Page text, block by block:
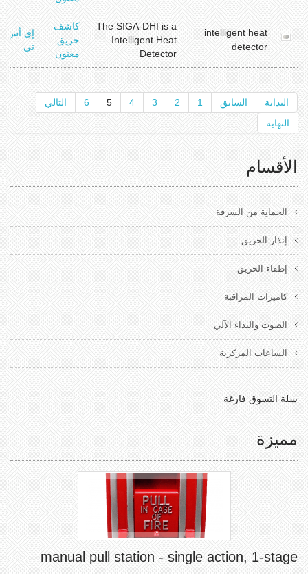
intelligent heat
detector
The SIGA-DHI is a
Intelligent Heat
Detector
كاشف
حريق
معنون
إي أس
تي
البداية السابق 1
2
3
4
5
6
التالي
النهاية
الأقسام
الحماية من السرقة
إنذار الحريق
إطفاء الحريق
كاميرات المراقبة
الصوت والنداء الآلي
الساعات المركزية
سلة التسوق فارغة
مميزة
manual pull station - single action, 1-stage